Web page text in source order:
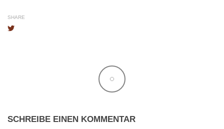
SHARE
SCHREIBE EINEN KOMMENTAR